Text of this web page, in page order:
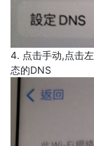
4. 点击手动,点击
态的DNS